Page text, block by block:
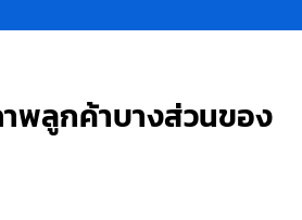
พลูกค้าบางส่วนของ